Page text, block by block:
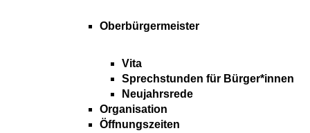
Oberbürgermeister
Vita
Sprechstunden für Bürger*innen
Neujahrsrede
Organisation
Öffnungszeiten